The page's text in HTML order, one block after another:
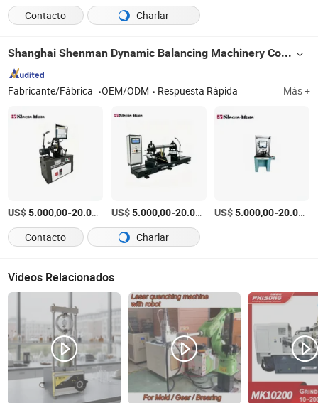
Contacto
Charlar
Shanghai Shenman Dynamic Balancing Machinery Co., Ltd.
Fabricante/Fábrica OEM/ODM Respuesta Rápida Más +
US$5.000,00-20.000,00 /Set
US$5.000,00-20.000,00 /Set
US$5.000,00-20.000,00
Contacto Charlar
Videos Relacionados